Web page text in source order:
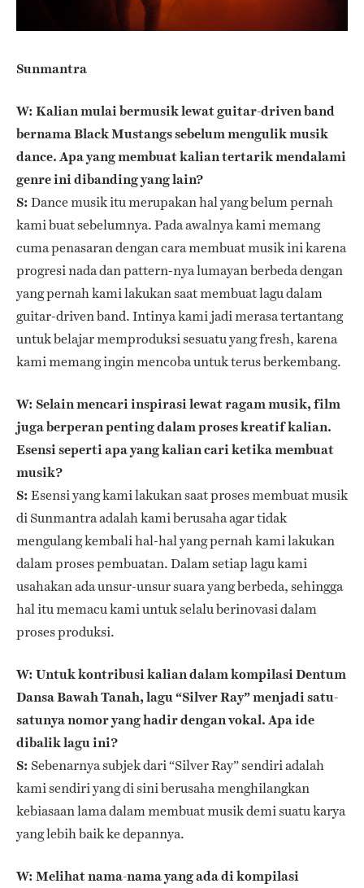
Sunmantra
W: Kalian mulai bermusik lewat guitar-driven band
bernama Black Mustangs sebelum mengulik musik
dance. Apa yang membuat kalian tertarik mendalami
genre ini dibanding yang lain?
S: Dance musik itu merupakan hal yang belum pernah
kami buat sebelumnya. Pada awalnya kami memang
cuma penasaran dengan cara membuat musik ini karena
progresi nada dan pattern-nya lumayan berbeda dengan
yang pernah kami lakukan saat membuat lagu dalam
guitar-driven band. Intinya kami jadi merasa tertantang
untuk belajar memproduksi sesuatu yang fresh, karena
kami memang ingin mencoba untuk terus berkembang.
W: Selain mencari inspirasi lewat ragam musik, film
juga berperan penting dalam proses kreatif kalian.
Esensi seperti apa yang kalian cari ketika membuat
musik?
S: Esensi yang kami lakukan saat proses membuat musik
di Sunmantra adalah kami berusaha agar tidak
mengulang kembali hal-hal yang pernah kami lakukan
dalam proses pembuatan. Dalam setiap lagu kami
usahakan ada unsur-unsur suara yang berbeda, sehingga
hal itu memacu kami untuk selalu berinovasi dalam
proses produksi.
W: Untuk kontribusi kalian dalam kompilasi Dentum
Dansa Bawah Tanah, lagu “Silver Ray” menjadi satu-
satunya nomor yang hadir dengan vokal. Apa ide
dibalik lagu ini?
S: Sebenarnya subjek dari “Silver Ray” sendiri adalah
kami sendiri yang di sini berusaha menghilangkan
kebiasaan lama dalam membuat musik demi suatu karya
yang lebih baik ke depannya.
W: Melihat nama-nama yang ada di kompilasi